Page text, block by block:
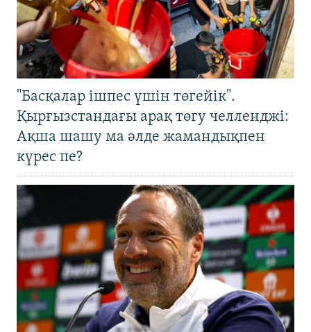
"Басқалар ішпес үшін төгейік".
Қырғызстандағы арақ төгу челленджі:
Ақша шашу ма әлде жамандықпен
күрес пе?